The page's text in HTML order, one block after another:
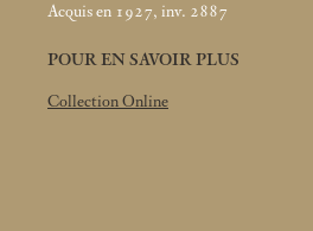
Acquis en 1927, inv. 2887
POUR EN SAVOIR PLUS
Collection Online